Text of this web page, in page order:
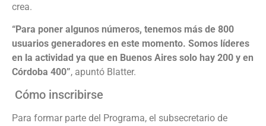
crea.
“Para poner algunos números, tenemos más de 800
usuarios generadores en este momento. Somos líderes
en la actividad ya que en Buenos Aires solo hay 200 y en
Córdoba 400”, apuntó Blatter.
Cómo inscribirse
Para formar parte del Programa, el subsecretario de